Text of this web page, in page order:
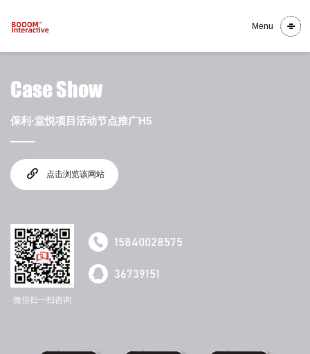
Menu
Case Show
保利·堂悦项目活动节点推广H5
点击浏览该网站
微信扫一扫咨询
15840028575
36739151